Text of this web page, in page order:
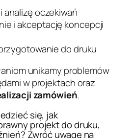
analizę oczekiwań
i akceptację koncepcji
do druku
unikamy problemów
w projektach oraz
zamówień.
się, jak
projekt do druku,
Zwróć uwagę na